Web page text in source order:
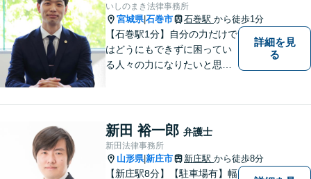
いしのまき法律事務所
宮城県|石巻市 石巻駅 から徒歩1分
【石巻駅1分】自分の力だけで
はどうにもできずに困ってい
る人々の力になりたいと思い
決ができるよう、サポートい
たします。ぜひ一度ご相談く
ださい。
詳細を見
る
新田 裕一郎 弁護士
新田法律事務所
山形県|新庄市 新庄駅 から徒歩8分
【新庄駅8分】【駐車場有】幅